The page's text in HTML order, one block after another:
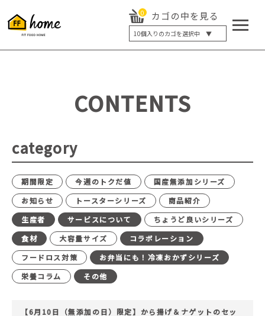
0 カゴの中を見る
10個入りのカゴを選択中 ▼
5個入り
20個入り
最大12%OFF
CONTENTS
category
期間限定 今週のトクだ値
国産無添加シリーズ
お知らせ
トースターシリーズ
商品紹介
生産者
サービスについて
ちょうど良いシリーズ
食材
大容量サイズ
コラボレーション
フードロス対策
お弁当にも！冷凍おかずシリーズ
栄養コラム
その他
【6月10日（無添加の日）限定】から揚げ＆ナゲットのセッ